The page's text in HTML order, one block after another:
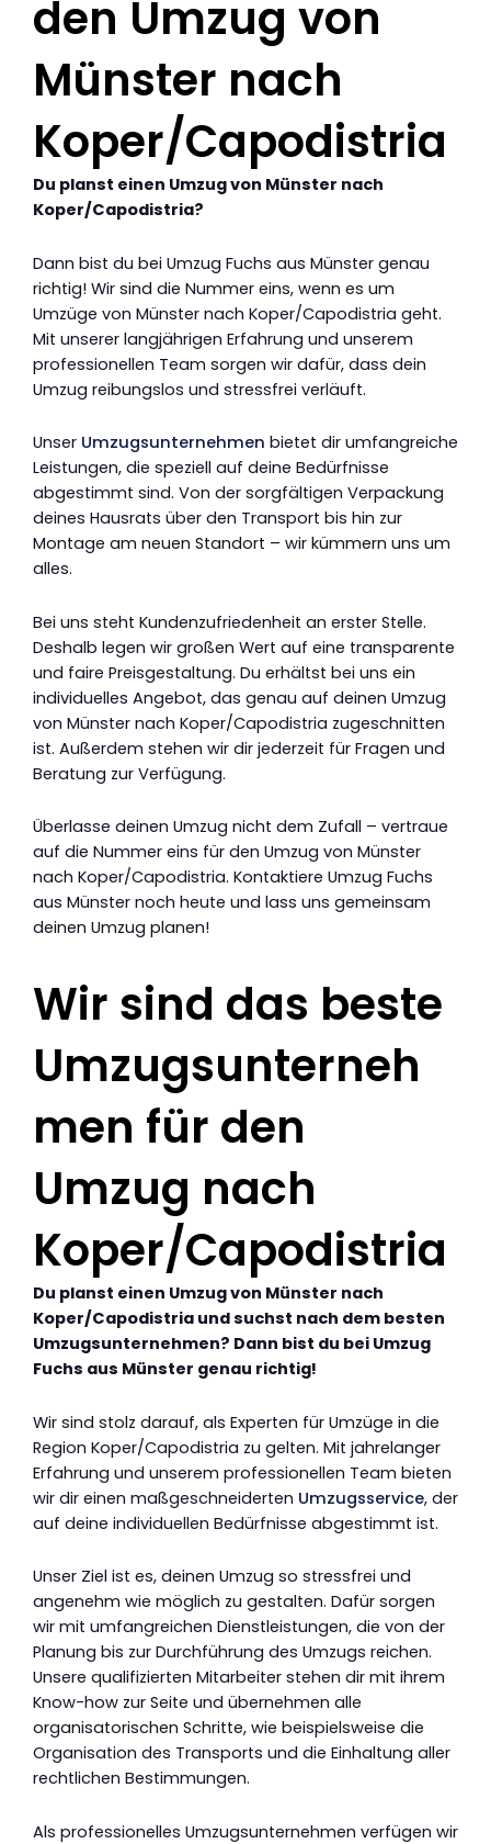
den Umzug von
Münster nach
Koper/Capodistria
Du planst einen Umzug von Münster nach
Koper/Capodistria?
Dann bist du bei Umzug Fuchs aus Münster genau
richtig! Wir sind die Nummer eins, wenn es um
Umzüge von Münster nach Koper/Capodistria geht.
Mit unserer langjährigen Erfahrung und unserem
professionellen Team sorgen wir dafür, dass dein
Umzug reibungslos und stressfrei verläuft.
Unser Umzugsunternehmen bietet dir umfangreiche
Leistungen, die speziell auf deine Bedürfnisse
abgestimmt sind. Von der sorgfältigen Verpackung
deines Hausrats über den Transport bis hin zur
Montage am neuen Standort – wir kümmern uns um
alles.
Bei uns steht Kundenzufriedenheit an erster Stelle.
Deshalb legen wir großen Wert auf eine transparente
und faire Preisgestaltung. Du erhältst bei uns ein
individuelles Angebot, das genau auf deinen Umzug
von Münster nach Koper/Capodistria zugeschnitten
ist. Außerdem stehen wir dir jederzeit für Fragen und
Beratung zur Verfügung.
Überlasse deinen Umzug nicht dem Zufall – vertraue
auf die Nummer eins für den Umzug von Münster
nach Koper/Capodistria. Kontaktiere Umzug Fuchs
aus Münster noch heute und lass uns gemeinsam
deinen Umzug planen!
Wir sind das beste
Umzugsunterneh
men für den
Umzug nach
Koper/Capodistria
Du planst einen Umzug von Münster nach
Koper/Capodistria und suchst nach dem besten
Umzugsunternehmen? Dann bist du bei Umzug
Fuchs aus Münster genau richtig!
Wir sind stolz darauf, als Experten für Umzüge in die
Region Koper/Capodistria zu gelten. Mit jahrelanger
Erfahrung und unserem professionellen Team bieten
wir dir einen maßgeschneiderten Umzugsservice, der
auf deine individuellen Bedürfnisse abgestimmt ist.
Unser Ziel ist es, deinen Umzug so stressfrei und
angenehm wie möglich zu gestalten. Dafür sorgen
wir mit umfangreichen Dienstleistungen, die von der
Planung bis zur Durchführung des Umzugs reichen.
Unsere qualifizierten Mitarbeiter stehen dir mit ihrem
Know-how zur Seite und übernehmen alle
organisatorischen Schritte, wie beispielsweise die
Organisation des Transports und die Einhaltung aller
rechtlichen Bestimmungen.
Als professionelles Umzugsunternehmen verfügen wir